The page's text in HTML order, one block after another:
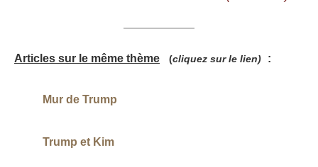
Articles sur le même thème (cliquez sur le lien) :
Mur de Trump
Trump et Kim